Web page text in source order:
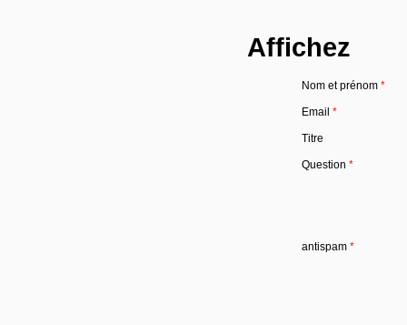
Affichez
Nom et prénom *
Email *
Titre
Question *
antispam *